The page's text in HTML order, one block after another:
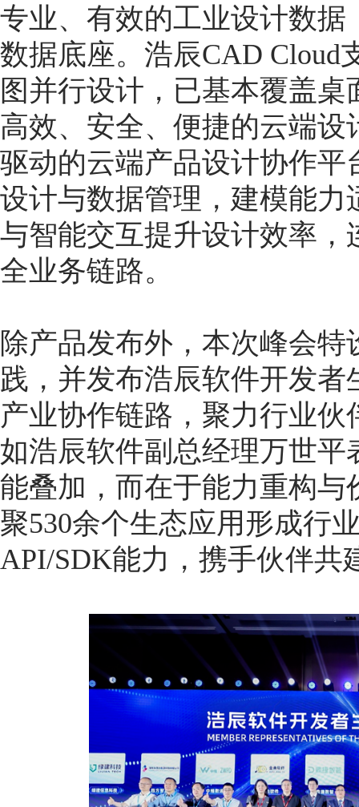
专业、有效的工业设计数
数据底座。浩辰CAD Cloud
图并行设计，已基本覆盖
高效、安全、便捷的云端设
驱动的云端产品设计协作
设计与数据管理，建模能
与智能交互提升设计效率，
全业务链路。
除产品发布外，本次峰会
践，并发布浩辰软件开发
产业协作链路，聚力行业
如浩辰软件副总经理万世
能叠加，而在于能力重构
聚530余个生态应用形成行
API/SDK能力，携手伙伴